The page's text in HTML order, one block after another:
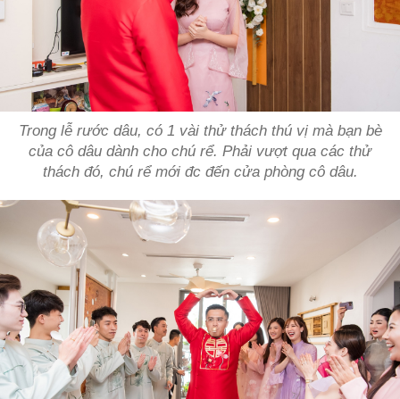
Trong lễ rước dâu, có 1 vài thử thách thú vị mà bạn bè
của cô dâu dành cho chú rể. Phải vượt qua các thử
thách đó, chú rể mới đc đến cửa phòng cô dâu.